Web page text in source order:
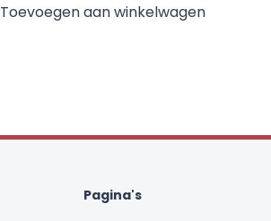
Toevoegen aan winkelwagen
Pagina's